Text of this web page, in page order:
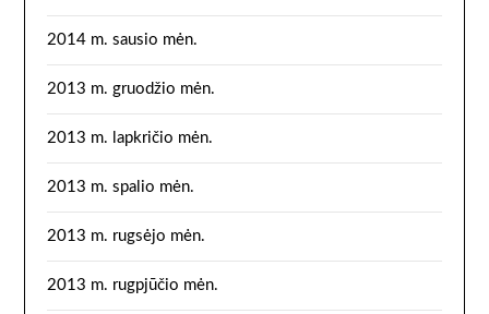
2014 m. sausio mėn.
2013 m. gruodžio mėn.
2013 m. lapkričio mėn.
2013 m. spalio mėn.
2013 m. rugsėjo mėn.
2013 m. rugpjūčio mėn.